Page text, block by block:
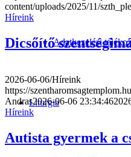
Adatkezelési
Liturgia
content/uploads/2025/11/
Híreink
Dicsőítő
2026-06-06/Híreink
https://
Andras2026-06-06 23:34:46
Híreink
Autista gyermek a